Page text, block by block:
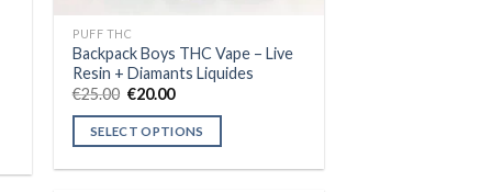
PUFF THC
Backpack Boys THC Vape – Live
Resin + Diamants Liquides
€25.00 Original
was:
€25.00.
€20.00Current
is:
€20.00.
SELECT OPTIONS